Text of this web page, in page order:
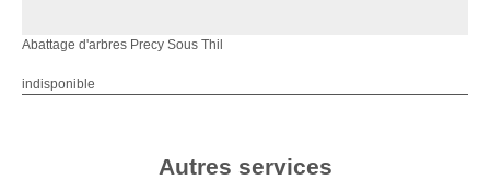
Abattage d'arbres Precy Sous Thil
indisponible
Autres services